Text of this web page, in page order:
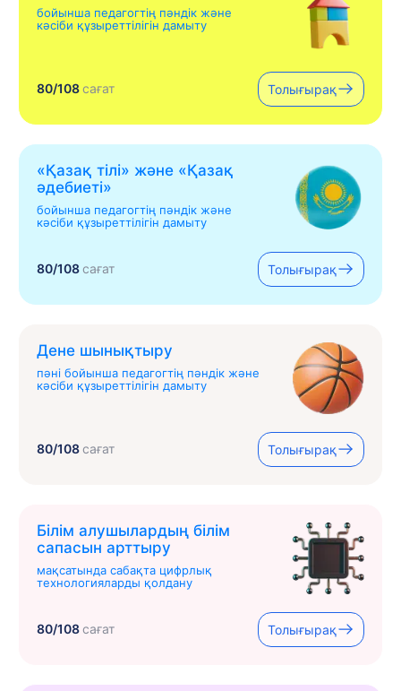
бойынша педагогтің пәндік және
кәсіби құзыреттілігін дамыту
80/108сағат Толығырақ
«Қазақ тілі» жəне «Қазақ
əдебиеті»
бойынша педагогтің пәндік және
кәсіби құзыреттілігін дамыту
80/108сағат Толығырақ
Дене шынықтыру
пәні бойынша педагогтің пәндік және
кәсіби құзыреттілігін дамыту
80/108сағат Толығырақ
Білім алушылардың білім
сапасын арттыру
мақсатында сабақта цифрлық
технологияларды қолдану
80/108сағат Толығырақ